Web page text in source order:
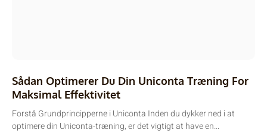
Sådan Optimerer Du Din Uniconta Træning For
Maksimal Effektivitet
Forstå Grundprincipperne i Uniconta Inden du dykker ned i at
optimere din Uniconta-træning, er det vigtigt at have en...